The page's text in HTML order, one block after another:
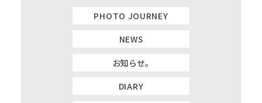
PHOTO JOURNEY
NEWS
お知らせ。
DIARY